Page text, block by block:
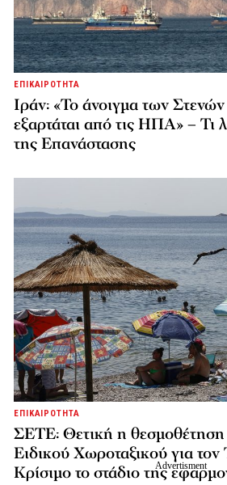
ΕΠΙΚΑΙΡΟΤΗΤΑ
Ιράν: «Το άνοιγμα των
εξαρτάται από τις ΗΠΑ» – Τι
της Επανάστασης
ΕΠΙΚΑΙΡΟΤΗΤΑ
ΣΕΤΕ: Θετική η θεσμοθέτηση
Ειδικού Χωροταξικού για τον
Κρίσιμο το στάδιο της